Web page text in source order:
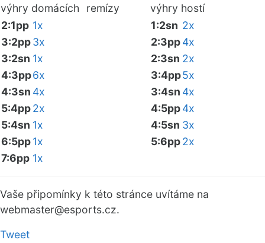
výhry domácích remízy výhry hostí
2:1pp 1x
3:2pp3x
3:2sn 1x
4:3pp6x
4:3sn 4x
5:4pp2x
5:4sn 1x
6:5pp1x
7:6pp 1x
1:2sn 2x
2:3pp4x
2:3sn 2x
3:4pp5x
3:4sn 4x
4:5pp4x
4:5sn 3x
5:6pp2x
Vaše připomínky k této stránce uvítáme na
webmaster@esports.cz.
Tweet